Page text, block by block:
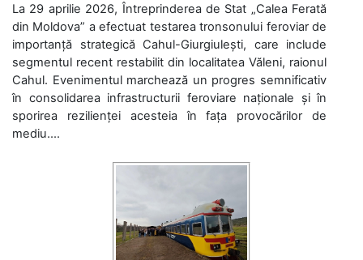
La 29 aprilie 2026, Întreprinderea de Stat „Calea Ferată
din Moldova” a efectuat testarea tronsonului feroviar de
importanță strategică Cahul-Giurgiulești, care include
segmentul recent restabilit din localitatea Văleni, raionul
Cahul. Evenimentul marchează un progres semnificativ
în consolidarea infrastructurii feroviare naționale și în
sporirea rezilienței acesteia în fața provocărilor de
mediu....